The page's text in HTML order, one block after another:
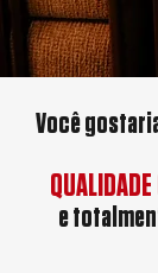
Você
e